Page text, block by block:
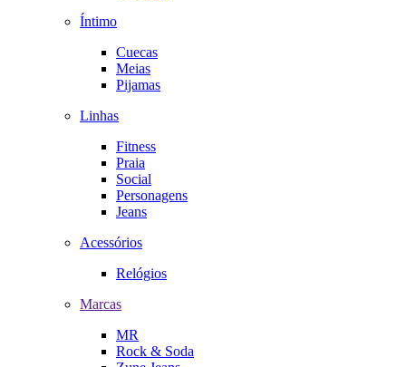
Íntimo
Cuecas
Meias
Pijamas
Linhas
Fitness
Praia
Social
Personagens
Jeans
Acessórios
Relógios
Marcas
MR
Rock & Soda